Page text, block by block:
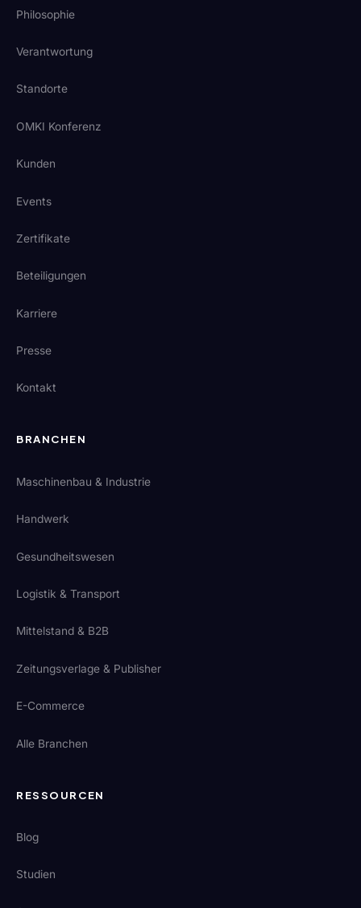
Philosophie
Verantwortung
Standorte
OMKI Konferenz
Kunden
Events
Zertifikate
Beteiligungen
Karriere
Presse
Kontakt
BRANCHEN
Maschinenbau & Industrie
Handwerk
Gesundheitswesen
Logistik & Transport
Mittelstand & B2B
Zeitungsverlage & Publisher
E-Commerce
Alle Branchen
RESSOURCEN
Blog
Studien